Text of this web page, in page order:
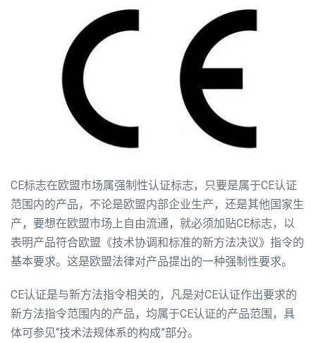
CE标志在欧盟市场属强制性认证标志，只要是属于CE认证
范围内的产品，不论是欧盟内部企业生产，还是其他国家生
产，要想在欧盟市场上自由流通，就必须加贴CE标志，以
表明产品符合欧盟《技术协调和标准的新方法决议》指令的
基本要求。这是欧盟法律对产品提出的一种强制性要求。
CE认证是与新方法指令相关的，凡是对CE认证作出要求的
新方法指令范围内的产品，均属于CE认证的产品范围，具
体可参见“技术法规体系的构成”部分。